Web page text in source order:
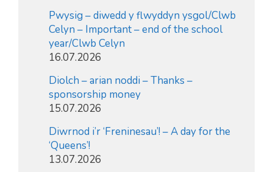
Pwysig – diwedd y flwyddyn ysgol/Clwb
Celyn – Important – end of the school
year/Clwb Celyn
16.07.2026
Diolch – arian noddi – Thanks –
sponsorship money
15.07.2026
Diwrnod i’r ‘Freninesau’! – A day for the
‘Queens’!
13.07.2026